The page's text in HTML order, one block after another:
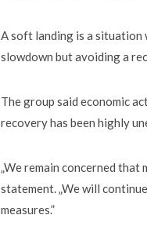
A soft landing is a situation
slowdown but avoiding a
The group said economic
recovery has been highly
„We remain concerned
statement. „We will
measures.”